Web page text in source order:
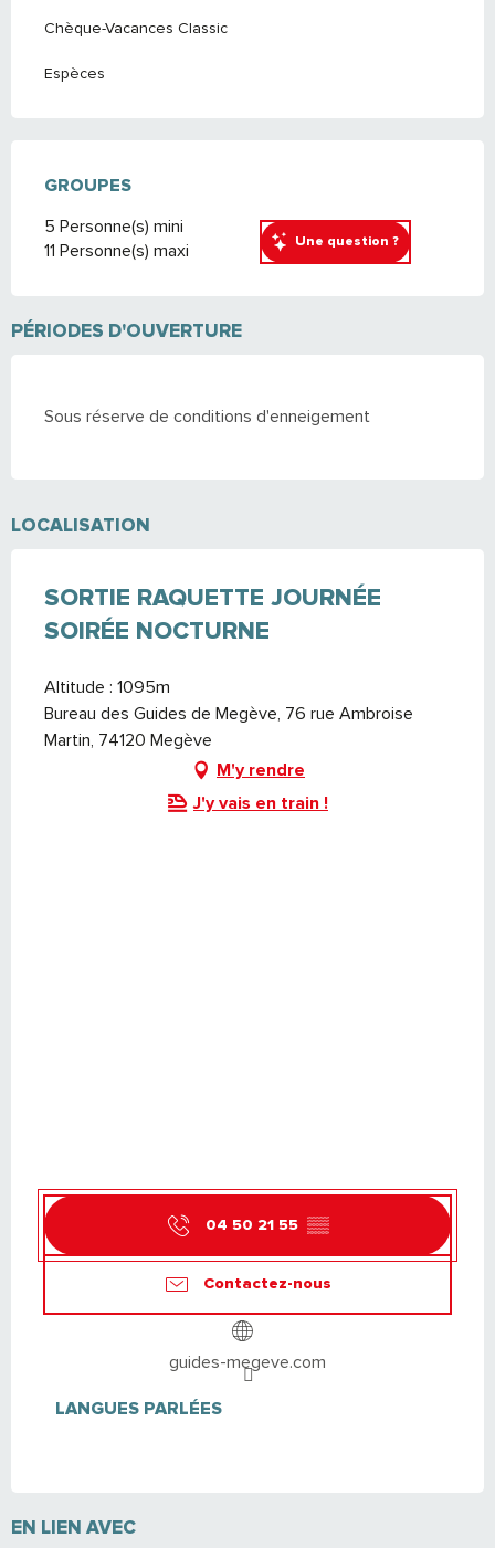
Une question ?
Chèque-Vacances Classic
Espèces
GROUPES
GROUPES
5 Personne(s) mini
11 Personne(s) maxi
PÉRIODES D'OUVERTURE
Sous réserve de conditions d'enneigement
LOCALISATION
SORTIE RAQUETTE JOURNÉE
SOIRÉE NOCTURNE
Altitude : 1095m
Bureau des Guides de Megève, 76 rue Ambroise
Martin, 74120 Megève
M'y rendre
J'y vais en train !
04 50 21 55 ▒▒
Contactez-nous
guides-megeve.com
LANGUES PARLÉES
LANGUES PARLÉES
EN LIEN AVEC